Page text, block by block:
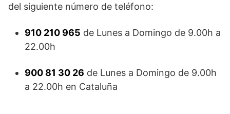
del siguiente número de teléfono:
910 210 965 de Lunes a Domingo de 9.00h a
22.00h
900 81 30 26 de Lunes a Domingo de 9.00h
a 22.00h en Cataluña